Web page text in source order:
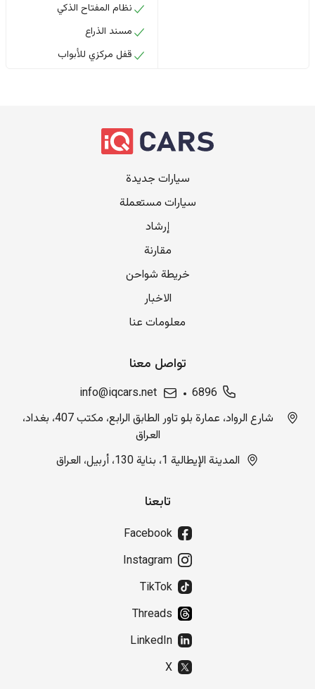
نظام المفتاح الذكي
مسند الذراع
قفل مركزي للأبواب
سيارات جديدة
سيارات مستعملة
إرشاد
مقارنة
خريطة شواحن
الاخبار
معلومات عنا
تواصل معنا
6896
info@iqcars.net
شارع الرواد، عمارة بلو تاور الطابق الرابع، مكتب 407، بغداد،
العراق
المدينة الإيطالية 1، بناية 130، أربيل، العراق
تابعنا
Facebook
Instagram
TikTok
Threads
LinkedIn
X